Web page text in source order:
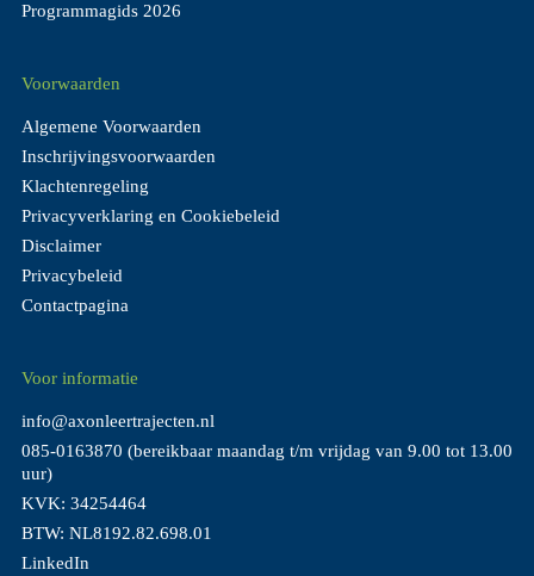
Programmagids 2026
Voorwaarden
Algemene Voorwaarden
Inschrijvingsvoorwaarden
Klachtenregeling
Privacyverklaring en Cookiebeleid
Disclaimer
Privacybeleid
Contactpagina
Voor informatie
info@axonleertrajecten.nl
085-0163870 (bereikbaar maandag t/m vrijdag van 9.00 tot 13.00
uur)
KVK: 34254464
BTW: NL8192.82.698.01
LinkedIn